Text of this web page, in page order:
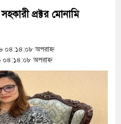
কর্মসূচীর শুভসূচনা।
রং ফর্সাকারী ৮ ব্র্যান্ডের ক্রিমে
থাকায় বিক্রিতে নিষেধাজ্ঞা
অত্যাচারের ছবি যেন আর তুলতে
আলাল
প্রক্টর মোনামি
অপরাহ্ন
অপরাহ্ন